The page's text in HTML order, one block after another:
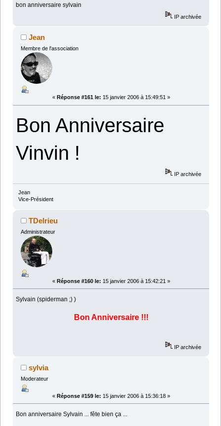
bon anniversaire sylvain
IP archivée
Jean
Membre de l'association
« Réponse #161 le: 15 janvier 2006 à 15:49:51 »
Bon Anniversaire
Vinvin !
IP archivée
Jean
Vice-Président
TDelrieu
Administrateur
« Réponse #160 le: 15 janvier 2006 à 15:42:21 »
Sylvain (spiderman ;) )
Bon Anniversaire !!!
IP archivée
sylvia
Moderateur
« Réponse #159 le: 15 janvier 2006 à 15:36:18 »
Bon anniversaire Sylvain ... fête bien ça ...